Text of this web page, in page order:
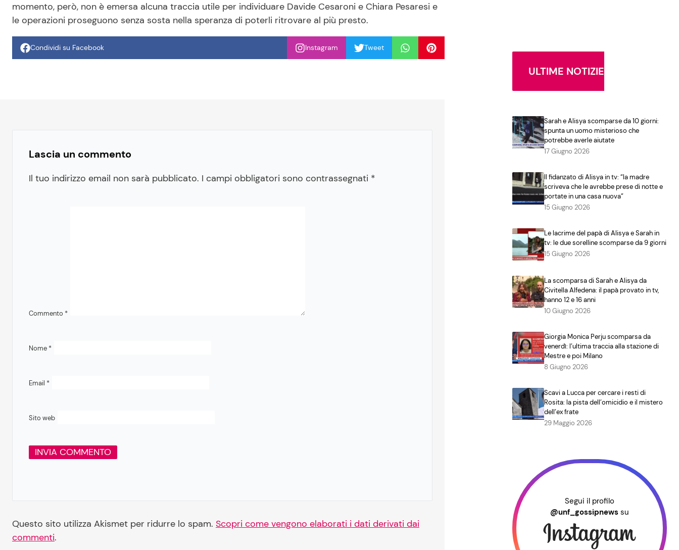
momento, però, non è emersa alcuna traccia utile per individuare Davide Cesaroni e Chiara Pesaresi e
le operazioni proseguono senza sosta nella speranza di poterli ritrovare al più presto.
Condividi su Facebook Instagram Tweet
Lascia un commento
Il tuo indirizzo email non sarà pubblicato. I campi obbligatori sono contrassegnati *
Commento *
Nome *
Email *
Sito web
Questo sito utilizza Akismet per ridurre lo spam. Scopri come vengono elaborati i dati derivati dai
commenti.
ULTIME NOTIZIE
Sarah e Alisya scomparse da 10 giorni:
spunta un uomo misterioso che
potrebbe averle aiutate
17 Giugno 2026
Il fidanzato di Alisya in tv: “la madre
scriveva che le avrebbe prese di notte e
portate in una casa nuova”
15 Giugno 2026
Le lacrime del papà di Alisya e Sarah in
tv: le due sorelline scomparse da 9 giorni
15 Giugno 2026
La scomparsa di Sarah e Alisya da
Civitella Alfedena: il papà provato in tv,
hanno 12 e 16 anni
10 Giugno 2026
Giorgia Monica Perju scomparsa da
venerdì: l’ultima traccia alla stazione di
Mestre e poi Milano
8 Giugno 2026
Scavi a Lucca per cercare i resti di
Rosita: la pista dell’omicidio e il mistero
dell’ex frate
29 Maggio 2026
Segui il profilo
@unf_gossipnews su